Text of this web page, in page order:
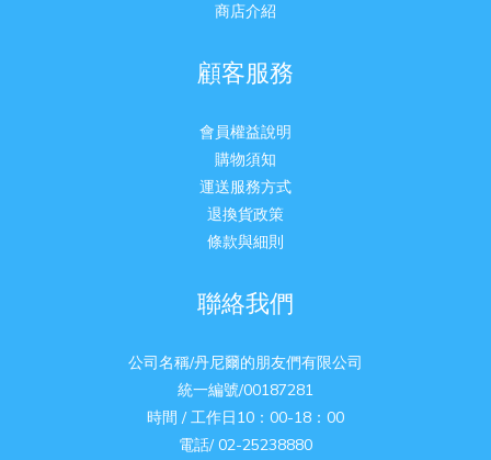
商店介紹
顧客服務
會員權益說明
購物須知
運送服務方式
退換貨政策
條款與細則
聯絡我們
公司名稱/丹尼爾的朋友們有限公司
統一編號/00187281
時間 / 工作日10：00-18：00
電話/ 02-25238880